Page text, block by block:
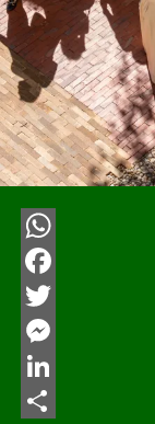
WhatsApp
Facebook
Twitter
Messenger
LinkedIn